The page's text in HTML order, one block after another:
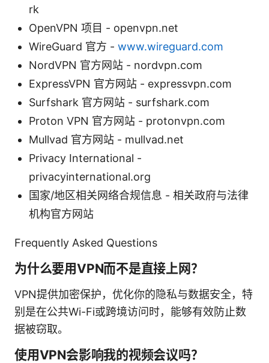
rk
OpenVPN 项目 - openvpn.net
WireGuard 官方 - www.wireguard.com
NordVPN 官方网站 - nordvpn.com
ExpressVPN 官方网站 - expressvpn.com
Surfshark 官方网站 - surfshark.com
Proton VPN 官方网站 - protonvpn.com
Mullvad 官方网站 - mullvad.net
Privacy International -
privacyinternational.org
国家/地区相关网络合规信息 - 相关政府与法律
机构官方网站
Frequently Asked Questions
为什么要用VPN而不是直接上网？
VPN提供加密保护，优化你的隐私与数据安全，特
别是在公共Wi-Fi或跨境访问时，能够有效防止数
据被窃取。
使用VPN会影响我的视频会议吗？